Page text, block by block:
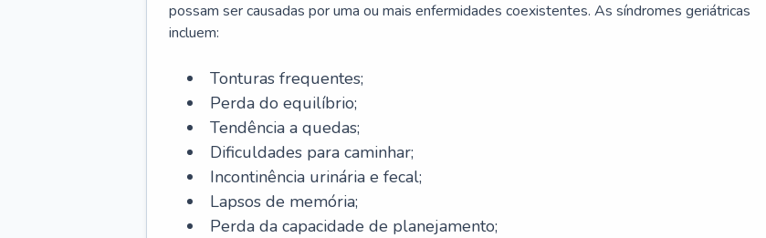
possam ser causadas por uma ou mais enfermidades coexistentes. As síndromes geriátricas
incluem:
Tonturas frequentes;
Perda do equilíbrio;
Tendência a quedas;
Dificuldades para caminhar;
Incontinência urinária e fecal;
Lapsos de memória;
Perda da capacidade de planejamento;